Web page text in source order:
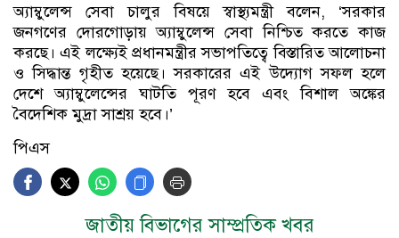
অ্যাম্বুলেন্স সেবা চালুর বিষয়ে স্বাস্থ্যমন্ত্রী বলেন, ‘সরকার
জনগণের দোরগোড়ায় অ্যাম্বুলেন্স সেবা নিশ্চিত করতে কাজ
করছে। এই লক্ষ্যেই প্রধানমন্ত্রীর সভাপতিত্বে বিস্তারিত আলোচনা
ও সিদ্ধান্ত গৃহীত হয়েছে। সরকারের এই উদ্যোগ সফল হলে
দেশে অ্যাম্বুলেন্সের ঘাটতি পূরণ হবে এবং বিশাল অঙ্কের
বৈদেশিক মুদ্রা সাশ্রয় হবে।’
পিএস
জাতীয় বিভাগের সাম্প্রতিক খবর